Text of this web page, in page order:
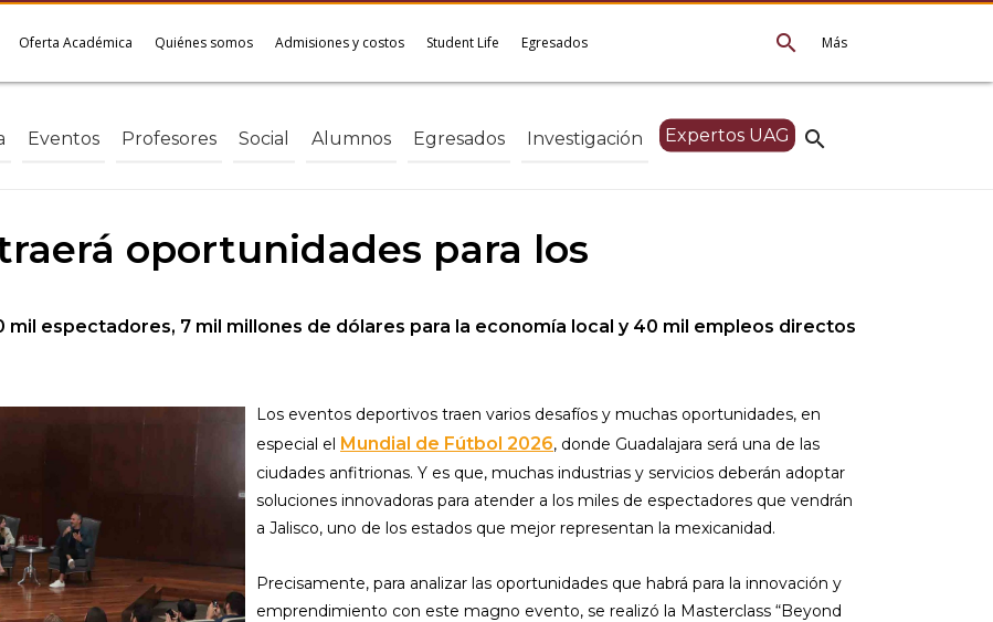
Más
search
Oferta Académica Quiénes somos Admisiones y costos Student Life Egresados
search
Eventos Profesores Social Alumnos Egresados Investigación Expertos UAG
oportunidades para los
espectadores, 7 mil millones de dólares para la economía local y 40 mil empleos directos
Los eventos deportivos traen varios desafíos y muchas oportunidades, en
especial el Mundial de Fútbol 2026, donde Guadalajara será una de las
ciudades anfitrionas. Y es que, muchas industrias y servicios deberán adoptar
soluciones innovadoras para atender a los miles de espectadores que vendrán
a Jalisco, uno de los estados que mejor representan la mexicanidad.
Precisamente, para analizar las oportunidades que habrá para la innovación y
emprendimiento con este magno evento, se realizó la Masterclass “Beyond